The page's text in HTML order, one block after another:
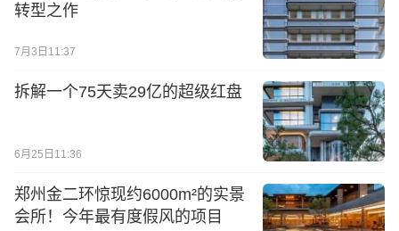
转型之作
7月3日11:37
拆解一个75天卖29亿的超级红盘
6月25日11:36
郑州金二环惊现约6000m²的实景
会所！今年最有度假风的项目